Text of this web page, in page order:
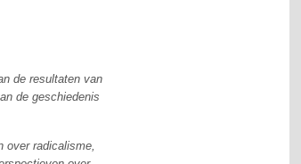
de resultaten van
de geschiedenis
over radicalisme,